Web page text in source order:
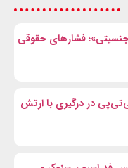
جنسیتی»؛ فشارهای حقوقی
خیبرپختونخوا؛ ۱۰ عضو تی‌تی‌پی در درگیری با ارتش